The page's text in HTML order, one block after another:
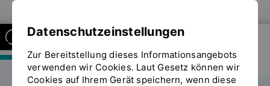
FAKULTÄT MASCHINENBAU
Datenschutzeinstellungen
Zur Bereitstellung dieses Informationsangebots
verwenden wir Cookies. Laut Gesetz können wir
Cookies auf Ihrem Gerät speichern, wenn diese